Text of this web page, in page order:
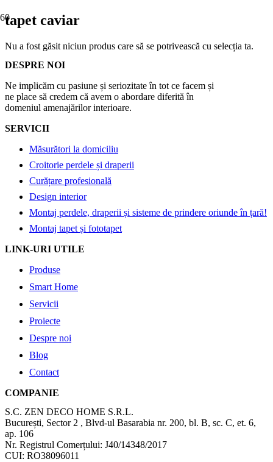
tapet caviar
Nu a fost găsit niciun produs care să se potrivească cu selecția ta.
DESPRE NOI
Ne implicăm cu pasiune și seriozitate în tot ce facem și
ne place să credem că avem o abordare diferită în
domeniul amenajărilor interioare.
SERVICII
Măsurători la domiciliu
Croitorie perdele și draperii
Curățare profesională
Design interior
Montaj perdele, draperii și sisteme de prindere oriunde în țară!
Montaj tapet și fototapet
LINK-URI UTILE
Produse
Smart Home
Servicii
Proiecte
Despre noi
Blog
Contact
COMPANIE
S.C. ZEN DECO HOME S.R.L.
București, Sector 2 , Blvd-ul Basarabia nr. 200, bl. B, sc. C, et. 6,
ap. 106
Nr. Registrul Comerțului: J40/14348/2017
CUI: RO38096011